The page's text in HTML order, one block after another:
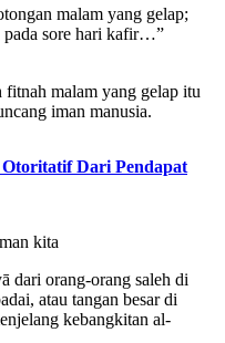
malam yang gelap;
pada sore hari kafir…”
malam yang gelap itu
iman manusia.
Dari Pendapat
kita
dari orang-orang saleh di
atau tangan besar di
kebangkitan al-